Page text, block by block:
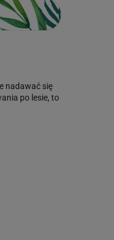
nadawać się
po lesie, to